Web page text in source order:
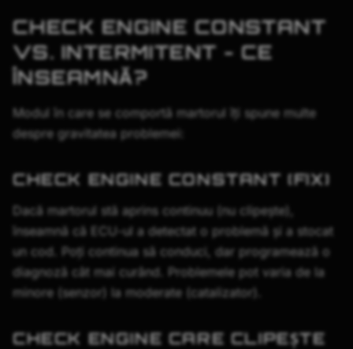
CHECK ENGINE CONSTANT
VS. INTERMITENT - CE
ÎNSEAMNĂ?
Modul în care se comportă martorul îți spune multe
despre gravitatea problemei:
CHECK ENGINE CONSTANT (FIX)
Dacă martorul stă aprins continuu (nu clipește),
înseamnă că ECU-ul a detectat o problemă și a stocat
un cod. Poți continua să conduci, dar programează o
diagnoză cât mai curând. Problemele pot varia de la
minore (senzor) la moderate (catalizator).
CHECK ENGINE CARE CLIPEȘTE